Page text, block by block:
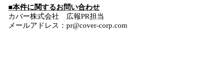
■本件に関するお問い合わせ
カバー株式会社 広報PR担当
メールアドレス：pr@cover-corp.com